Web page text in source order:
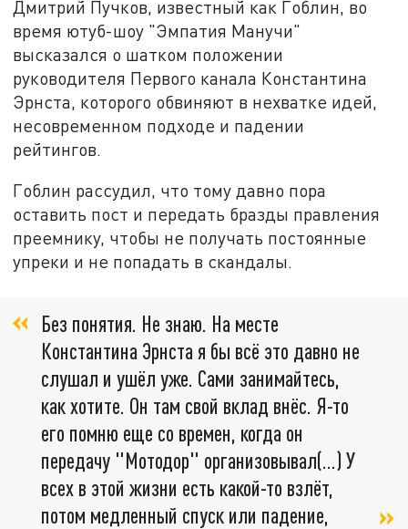
Дмитрий Пучков, известный как Гоблин, во
время ютуб-шоу "Эмпатия Манучи"
высказался о шатком положении
руководителя Первого канала Константина
Эрнста, которого обвиняют в нехватке идей,
несовременном подходе и падении
рейтингов.
Гоблин рассудил, что тому давно пора
оставить пост и передать бразды правления
преемнику, чтобы не получать постоянные
упреки и не попадать в скандалы.
Без понятия. Не знаю. На месте
Константина Эрнста я бы всё это давно не
слушал и ушёл уже. Сами занимайтесь,
как хотите. Он там свой вклад внёс. Я-то
его помню еще со времен, когда он
передачу "Мотодор" организовывал(...) У
всех в этой жизни есть какой-то взлёт,
потом медленный спуск или падение,